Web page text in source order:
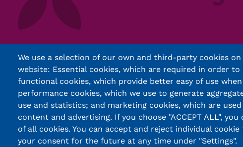
FooterOhjeita käyttäjille
Yhteystiedot
Tilaa uutiskirje
Palaute
Palvelun käyttöehdot
Saavutettavuusseloste
We use a selection of our own and third-party cookies
website: Essential cookies, which are required in order to
functional cookies, which provide better easy of use
performance cookies, which we use to generate
use and statistics; and marketing cookies, which are
content and advertising. If you choose "ACCEPT ALL",
of all cookies. You can accept and reject individual cookie
your consent for the future at any time under "Settings".